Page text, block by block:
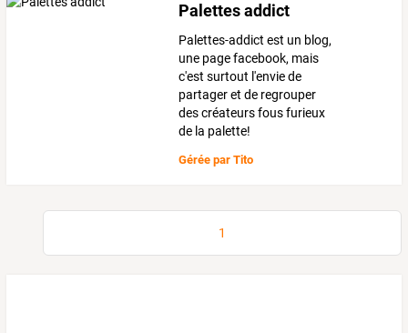
Palettes addict
Palettes-addict est un blog,
une page facebook, mais
c'est surtout l'envie de
partager et de regrouper
des créateurs fous furieux
de la palette!
Gérée parTito
1